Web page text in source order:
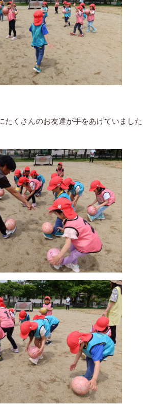
たくさんのお友達が手をあげていました